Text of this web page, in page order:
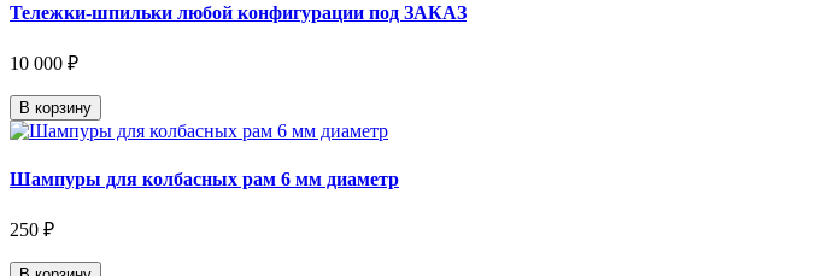
Тележки-шпильки любой конфигурации под ЗАКАЗ
10 000 ₽
В корзину
Шампуры для колбасных рам 6 мм диаметр
250 ₽